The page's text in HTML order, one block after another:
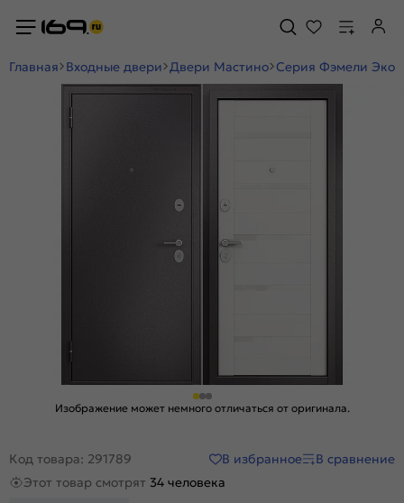
Главная Входные двери Двери Мастино Серия Фэмели Эко
Изображение может немного отличаться от оригинала.
Код товара: 291789 В избранное
В сравнение
Этот товар смотрят 34 человека